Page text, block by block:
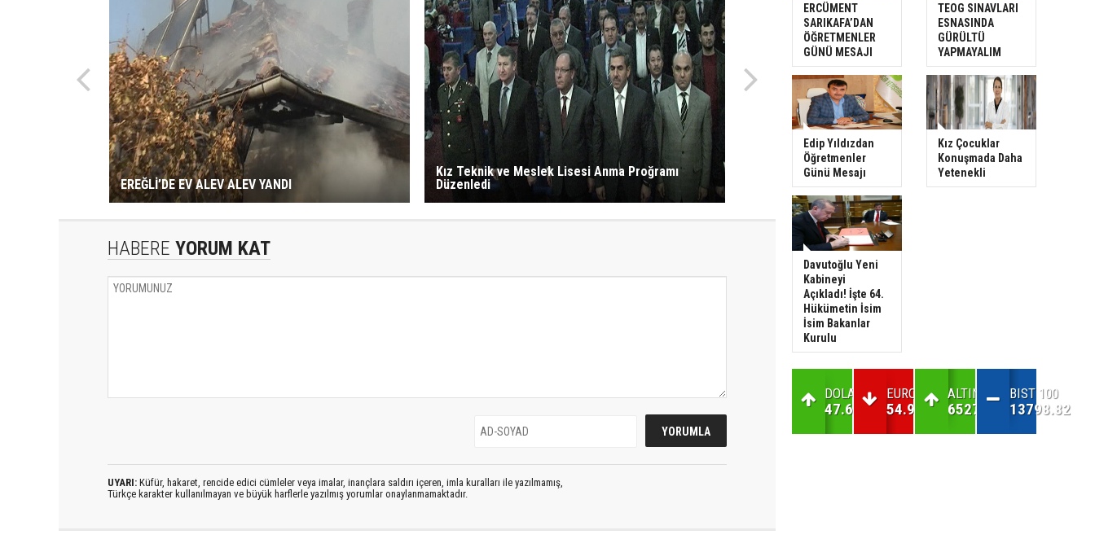
EREĞLİ’DE EV ALEV ALEV YANDI
Kız Teknik ve Meslek Lisesi Anma Proğramı
Düzenledi
HABERE YORUM KAT
UYARI: Küfür, hakaret, rencide edici cümleler veya imalar, inançlara saldırı içeren, imla kuralları ile yazılmamış,
Türkçe karakter kullanılmayan ve büyük harflerle yazılmış yorumlar onaylanmamaktadır.
ERCÜMENT
SARIKAFA’DAN
ÖĞRETMENLER
GÜNÜ MESAJI
TEOG SINAVLARI
ESNASINDA
GÜRÜLTÜ
YAPMAYALIM
Edip Yıldızdan
Öğretmenler
Günü Mesajı
Kız Çocuklar
Konuşmada Daha
Yetenekli
Davutoğlu Yeni
Kabineyi
Açıkladı! İşte 64.
Hükümetin İsim
İsim Bakanlar
Kurulu
DOLAR
47.69
EURO
54.99
ALTIN
6527.62
BIST 100
13798.82